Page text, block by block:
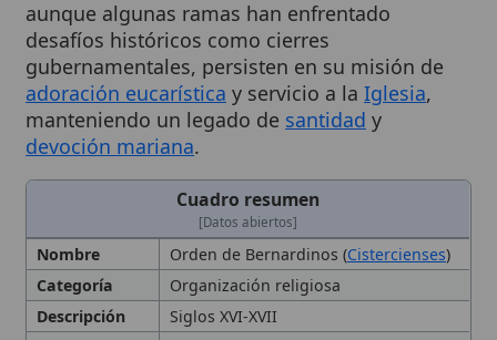
manteniendo un legado desantidady
devoción mariana.
Cuadro resumen
[Datos abiertos]
Nombre Orden de Bernardinos (
Categoría
Organización religiosa
Siglos XVI-XVII
Lugar de
Fundación
España
Basado en Regla de San Benito(adaptada por la
Carta deCaridad)
Carisma
Oración, trabajo manual y pobreza